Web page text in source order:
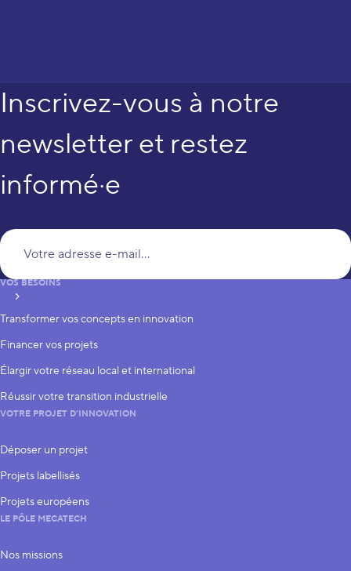
Inscrivez-vous à notre
newsletter et restez
informé·e
S’inscrire
VOS BESOINS
Transformer vos concepts en innovation
Financer vos projets
Élargir votre réseau local et international
Réussir votre transition industrielle
VOTRE PROJET D’INNOVATION
Déposer un projet
Projets labellisés
Projets européens
LE PÔLE MECATECH
Nos missions